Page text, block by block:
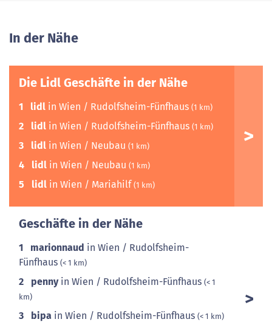
In der Nähe
Die Lidl Geschäfte in der Nähe
1 lidl in Wien / Rudolfsheim-Fünfhaus (1 km)
2 lidl in Wien / Rudolfsheim-Fünfhaus (1 km)
3 lidl in Wien / Neubau (1 km)
4 lidl in Wien / Neubau (1 km)
5 lidl in Wien / Mariahilf (1 km)
Geschäfte in der Nähe
1 marionnaud in Wien / Rudolfsheim-
Fünfhaus (< 1 km)
2 pennyin Wien / Rudolfsheim-Fünfhaus (< 1
km)
3 bipa in Wien / Rudolfsheim-Fünfhaus (< 1 km)